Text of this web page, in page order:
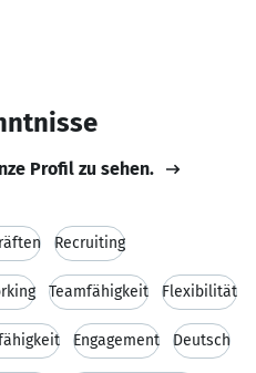
Profil zu sehen.
Recruiting
Teamfähigkeit Flexibilität
Engagement Deutsch